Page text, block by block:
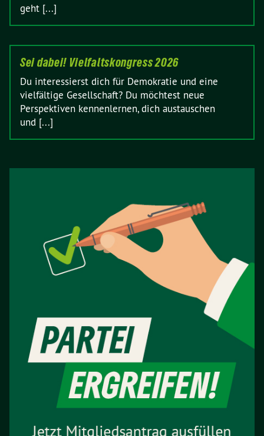
geht [...]
Sei dabei! Vielfaltskongress 2026
Du interessierst dich für Demokratie und eine
vielfältige Gesellschaft? Du möchtest neue
Perspektiven kennenlernen, dich austauschen
und [...]